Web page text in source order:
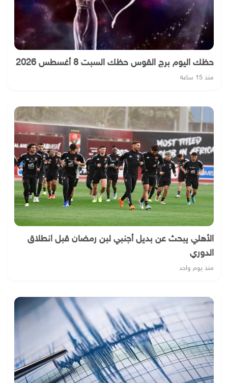
حظك اليوم برج القوس حظك السبت 8 أغسطس 2026
منذ 15 ساعة
الأهلي يبحث عن بديل أجنبي لبن رمضان قبل انطلاق
الدوري
منذ يوم واحد